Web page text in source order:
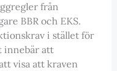
från
BBR och EKS.
i stället för
innebär att
visa att kraven